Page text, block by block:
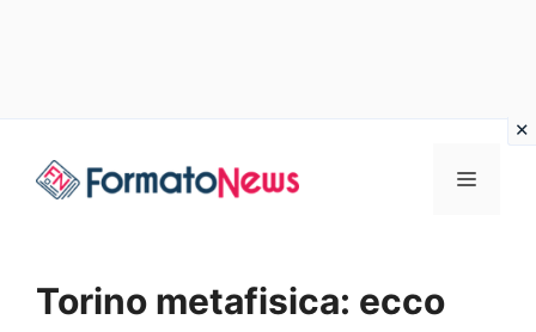
Menu
Torino metafisica: ecco